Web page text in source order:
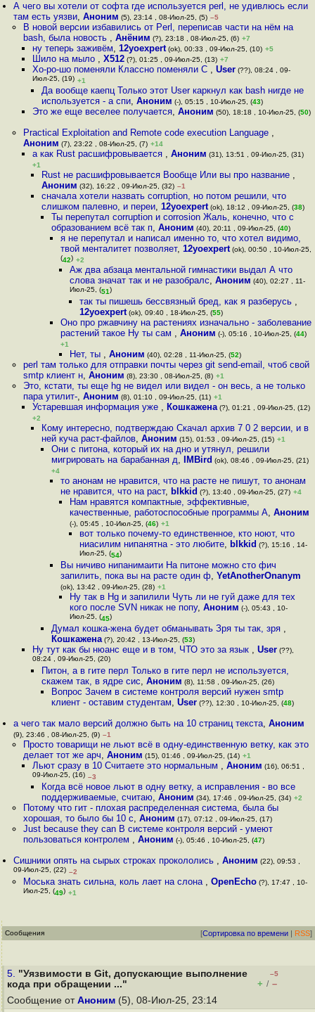
А чего вы хотели от софта где используется perl, не удивлюсь если
там есть уязви,Аноним (5), 23:14 , 08-Июл-25, (5) –5
В новой версии избавились от Perl, переписав части на нём на
bash, была новость , Анёним (?), 23:18 , 08-Июл-25, (6) +7
ну теперь заживём, 12yoexpert(ok), 00:33 , 09-Июл-25, (10) +5
Шило на мыло , X512(?), 01:25 , 09-Июл-25, (13) +7
Хо-ро-шо поменяли Классно поменяли С , User(??), 08:24 , 09-
Июл-25, (19) +1
Да вообще каепц Только этот User каркнул как bash нигде не
используется - а спи,Аноним (-), 05:15 , 10-Июл-25, (43)
Это же еще веселее получается, Аноним (50), 18:18 , 10-Июл-25, (50)
Practical Exploitation and Remote code execution Language ,
Аноним (7), 23:22 , 08-Июл-25, (7) +14
а как Rust расшифровывается , Аноним (31), 13:51 , 09-Июл-25, (31)
+1
Rust не расшифровывается Вообще Или вы про название ,
Аноним (32), 16:22 , 09-Июл-25, (32) –1
сначала хотели назвать corruption, но потом решили, что
слишком палевно, и переи,12yoexpert (ok), 18:12 , 09-Июл-25, (38)
Ты перепутал corruption и corrosion Жаль, конечно, что с
образованием всё так п, Аноним (40), 20:11 , 09-Июл-25, (40)
я не перепутал и написал именно то, что хотел видимо,
твой менталитет позволяет, 12yoexpert(ok), 00:50 , 10-Июл-25,
(42) +2
Аж два абзаца ментальной гимнастики выдал А что
слова значат так и не разобралс,Аноним (40), 02:27 , 11-
Июл-25, (51)
так ты пишешь бессвязный бред, как я разберусь ,
12yoexpert(ok), 09:40 , 18-Июл-25, (55)
Оно про ржавчину на растениях изначально - заболевание
растений такое Ну ты сам , Аноним (-), 05:16 , 10-Июл-25, (44)
+1
Нет, ты ,Аноним (40), 02:28 , 11-Июл-25, (52)
perl там только для отправки почты через git send-email, чтоб свой
smtp клиент н, Аноним (8), 23:30 , 08-Июл-25, (8) +1
Это, кстати, ты еще hg не видел или видел - он весь, а не только
пара утилит-, Аноним (8), 01:10 , 09-Июл-25, (11) +1
Устаревшая информация уже , Кошкажена(?), 01:21 , 09-Июл-25, (12)
+2
Кому интересно, подтверждаю Скачал архив 7 0 2 версии, и в
ней куча раст-файлов,Аноним (15), 01:53 , 09-Июл-25, (15) +1
Они с питона, который их на дно и утянул, решили
мигрировать на барабанная д, IMBird (ok), 08:46 , 09-Июл-25, (21)
+4
то анонам не нравится, что на расте не пишут, то анонам
не нравится, что на раст, blkkid (?), 13:40 , 09-Июл-25, (27) +4
Нам нравятся компактные, эффективные,
качественные, работоспособные программы А,Аноним
(-), 05:45 , 10-Июл-25, (46) +1
вот только почему-то единственное, кто ноют, что
ниасилим нипанятна - это любите, blkkid (?), 15:16 , 14-
Июл-25, (54)
Вы ничиво нипанимаити На питоне можно сто фич
запилить, пока вы на расте один ф, YetAnotherOnanym
(ok), 13:42 , 09-Июл-25, (28) +1
Ну так в Hg и запилили Чуть ли не гуй даже для тех
кого после SVN никак не попу,Аноним (-), 05:43 , 10-
Июл-25, (45)
Думал кошка-жена будет обманывать Зря ты так, зря ,
Кошкажена(?), 20:42 , 13-Июл-25, (53)
Ну тут как бы нюанс еще и в том, ЧТО это за язык , User(??),
08:24 , 09-Июл-25, (20)
Питон, а в гите перл Только в гите перл не используется,
скажем так, в ядре сис,Аноним (8), 11:58 , 09-Июл-25, (26)
Вопрос Зачем в системе контроля версий нужен smtp
клиент - оставим студентам, User(??), 12:30 , 10-Июл-25, (48)
а чего так мало версий должно быть на 10 страниц текста,Аноним
(9), 23:46 , 08-Июл-25, (9) –1
Просто товарищи не льют всё в одну-единственную ветку, как это
делает тот же арч, Аноним (15), 01:46 , 09-Июл-25, (14) +1
Льют сразу в 10 Считаете это нормальным , Аноним (16), 06:51 ,
09-Июл-25, (16) –3
Когда всё новое льют в одну ветку, а исправления - во все
поддерживаемые, считаю,Аноним (34), 17:46 , 09-Июл-25, (34) +2
Потому что гит - плохая распределенная система, была бы
хорошая, то было бы 10 с, Аноним (17), 07:12 , 09-Июл-25, (17)
Just because they can В системе контроля версий - умеют
пользоваться контролем , Аноним (-), 05:46 , 10-Июл-25, (47)
Сишники опять на сырых строках прокололись ,Аноним (22), 09:53 ,
09-Июл-25, (22) –2
Моська знать сильна, коль лает на слона , OpenEcho(?), 17:47 , 10-
Июл-25, (49) +1
Сообщения [Сортировка по времени | RSS]
5. "Уязвимости в Git, допускающие выполнение
кода при обращении ..."
–5
+ / –
Сообщение от Аноним (5), 08-Июл-25, 23:14